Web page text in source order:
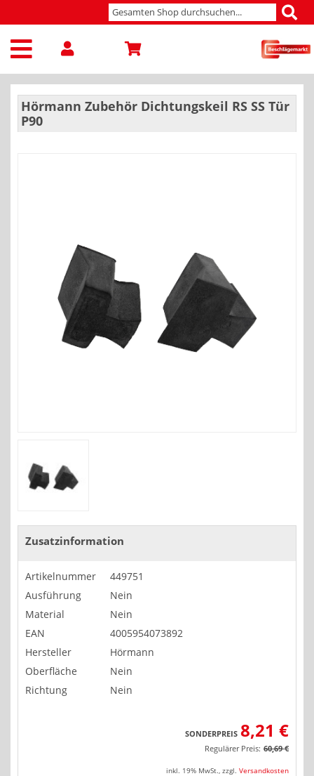
Hörmann Zubehör Dichtungskeil RS SS Tür
P90
Zusatzinformation
Artikelnummer
449751
Ausführung
Nein
Material
Nein
EAN
4005954073892
Hersteller
Hörmann
Oberfläche
Nein
Richtung
Nein
SONDERPREIS 8,21 €
Regulärer Preis: 60,69 €
inkl. 19% MwSt., zzgl. Versandkosten